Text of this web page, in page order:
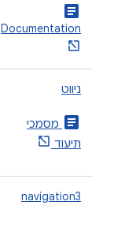
article
Documentation
ניווט
article מסמכי
תיעוד
navigation3